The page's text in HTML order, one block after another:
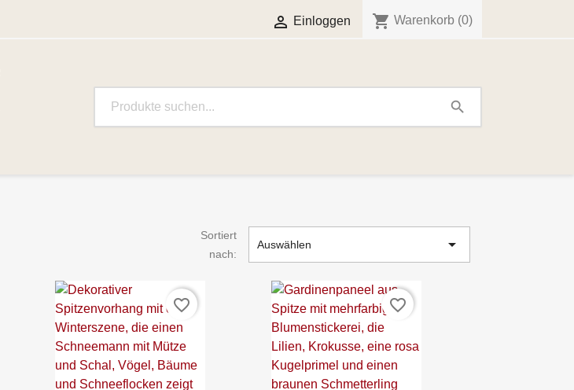
 Einloggen shopping_cart Warenkorb (0)
search
Sortiert
nach:
Auswählen 
favorite_border favorite_border